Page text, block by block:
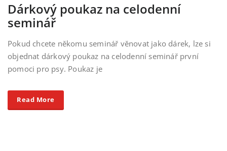
Dárkový poukaz na celodenní
seminář
Pokud chcete někomu seminář věnovat jako dárek, lze si
objednat dárkový poukaz na celodenní seminář první
pomoci pro psy. Poukaz je
Read More